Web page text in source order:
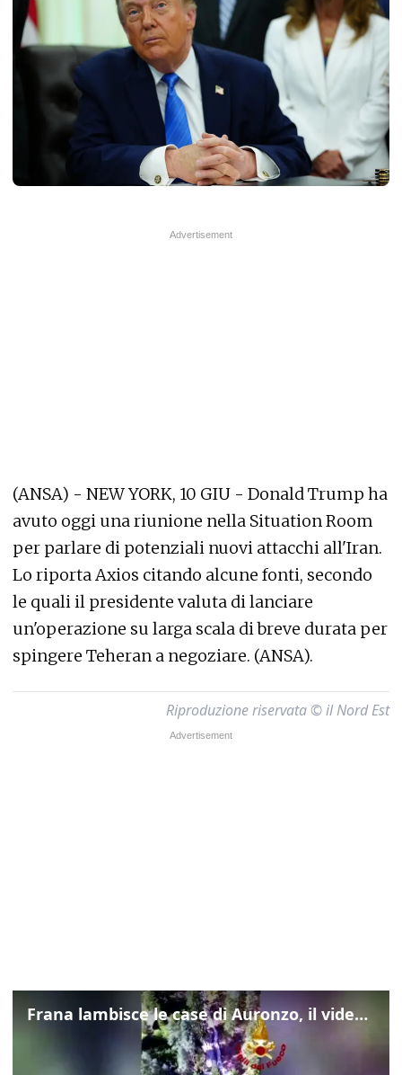
(ANSA) - NEW YORK, 10 GIU - Donald Trump ha
avuto oggi una riunione nella Situation Room
per parlare di potenziali nuovi attacchi all'Iran.
Lo riporta Axios citando alcune fonti, secondo
le quali il presidente valuta di lanciare
un'operazione su larga scala di breve durata per
spingere Teheran a negoziare. (ANSA).
Riproduzione riservata © il Nord Est
Frana lambisce le case di Auronzo, il video dall'elicottero dei vigili del fuoco